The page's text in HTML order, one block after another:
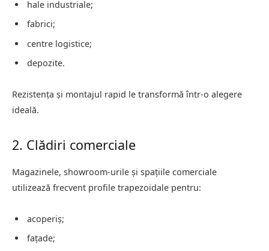
hale industriale;
fabrici;
centre logistice;
depozite.
Rezistența și montajul rapid le transformă într-o alegere
ideală.
2. Clădiri comerciale
Magazinele, showroom-urile și spațiile comerciale
utilizează frecvent profile trapezoidale pentru:
acoperiș;
fațade;